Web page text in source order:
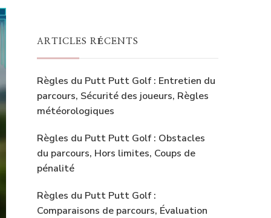
ARTICLES RÉCENTS
Règles du Putt Putt Golf : Entretien du
parcours, Sécurité des joueurs, Règles
météorologiques
Règles du Putt Putt Golf : Obstacles
du parcours, Hors limites, Coups de
pénalité
Règles du Putt Putt Golf :
Comparaisons de parcours, Évaluation